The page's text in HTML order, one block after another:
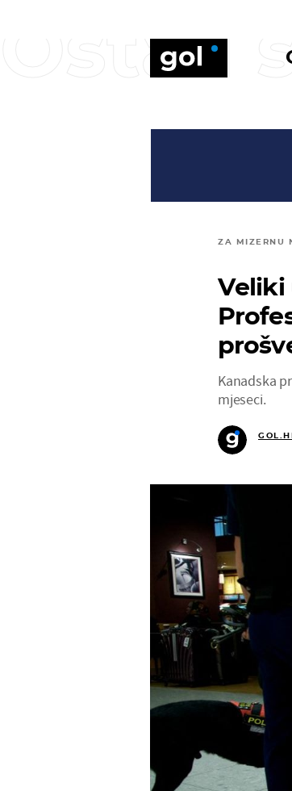
Ostali
ZA MIZERNU
Veliki
Kanadska
mjeseci.